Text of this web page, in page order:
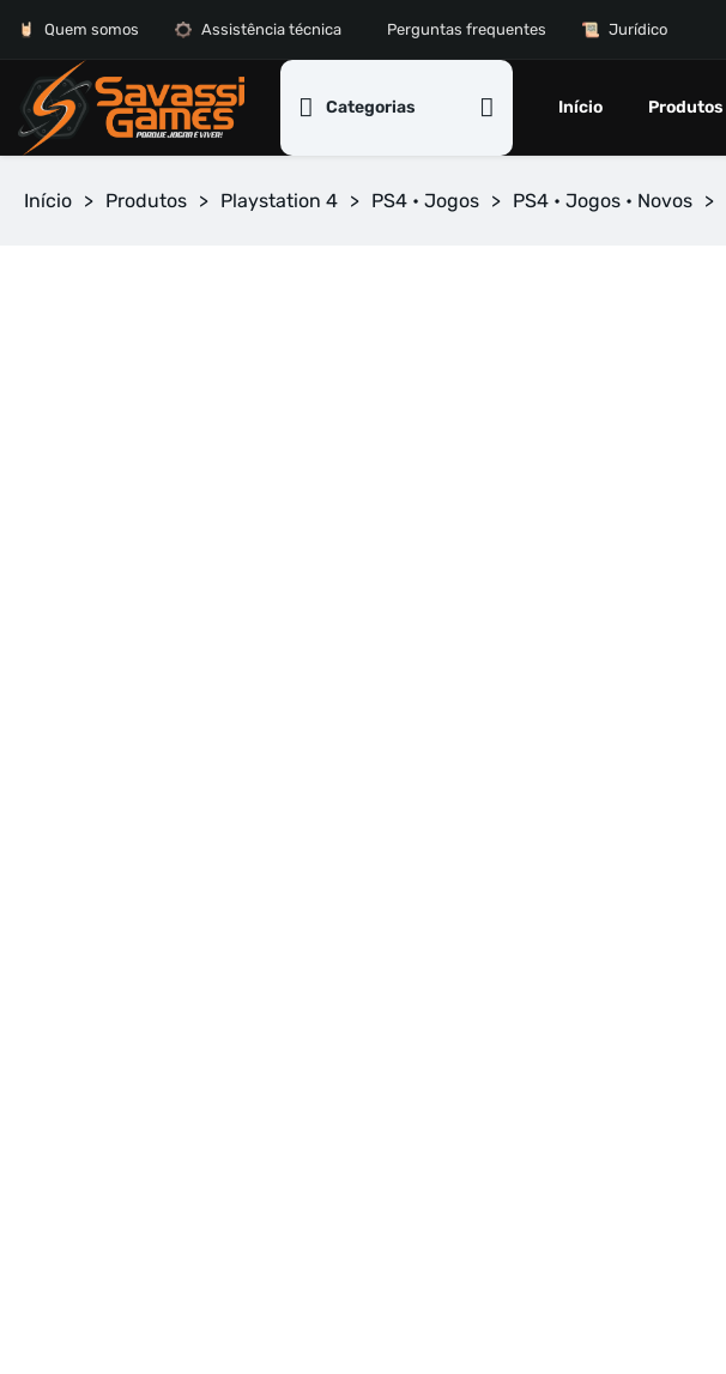
Quem somos Assistência técnica Perguntas frequentes Jurídico
Categorias Início Produtos
Início > Produtos > Playstation 4 > PS4 • Jogos > PS4 • Jogos • Novos >